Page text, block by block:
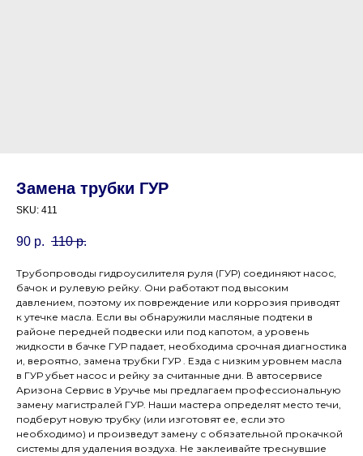
Замена трубки ГУР
SKU: 411
90 р. 110 р.
Трубопроводы гидроусилителя руля (ГУР) соединяют насос,
бачок и рулевую рейку. Они работают под высоким
давлением, поэтому их повреждение или коррозия приводят
к утечке масла. Если вы обнаружили масляные подтеки в
районе передней подвески или под капотом, а уровень
жидкости в бачке ГУР падает, необходима срочная диагностика
и, вероятно, замена трубки ГУР . Езда с низким уровнем масла
в ГУР убьет насос и рейку за считанные дни. В автосервисе
Аризона Сервис в Уручье мы предлагаем профессиональную
замену магистралей ГУР. Наши мастера определят место течи,
подберут новую трубку (или изготовят ее, если это
необходимо) и произведут замену с обязательной прокачкой
системы для удаления воздуха. Не заклеивайте треснувшие